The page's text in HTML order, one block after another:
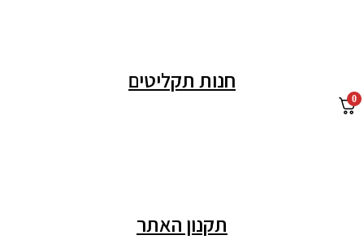
חנות תקליטים
0
תקנון האתר